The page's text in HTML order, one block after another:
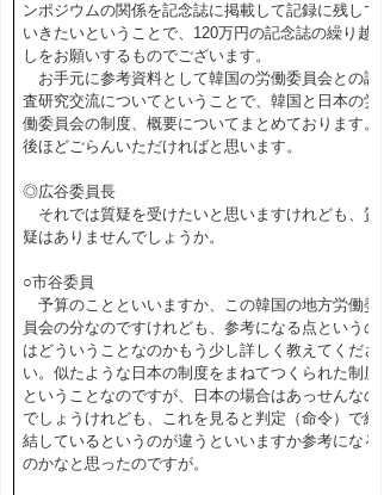
ンポジウムの関係を記念誌に掲載して記録に残して
いきたいということで、120万円の記念誌の繰り越
しをお願いするものでございます。
お手元に参考資料として韓国の労働委員会との調
査研究交流についてということで、韓国と日本の労
働委員会の制度、概要についてまとめております。
後ほどごらんいただければと思います。
◎広谷委員長
それでは質疑を受けたいと思いますけれども、質
疑はありませんでしょうか。
○市谷委員
予算のことといいますか、この韓国の地方労働委
員会の分なのですけれども、参考になる点というの
はどういうことなのかもう少し詳しく教えてくださ
い。似たような日本の制度をまねてつくられた制度
ということなのですが、日本の場合はあっせんなの
でしょうけれども、これを見ると判定（命令）で終
結しているというのが違うといいますか参考になる
のかなと思ったのですが。